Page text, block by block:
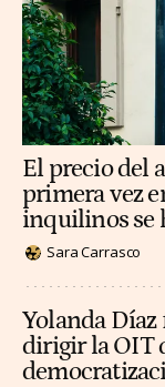
El precio del
primera vez
inquilinos se
Sara Carrasco
Yolanda
dirigir la OIT